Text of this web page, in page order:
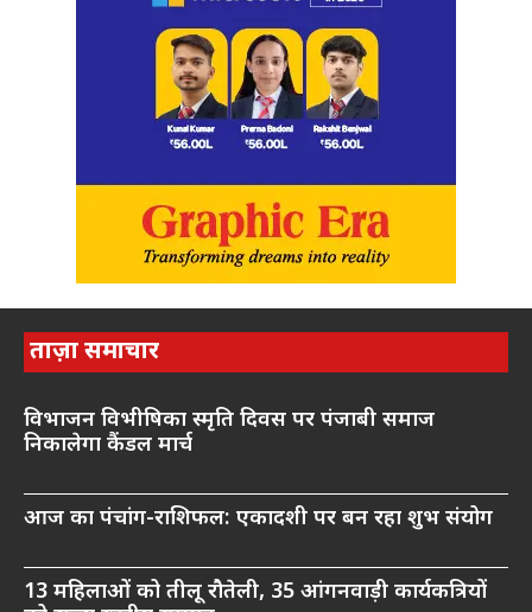
ताज़ा समाचार
विभाजन विभीषिका स्मृति दिवस पर पंजाबी समाज
निकालेगा कैंडल मार्च
आज का पंचांग-राशिफल: एकादशी पर बन रहा शुभ संयोग
13 महिलाओं को तीलू रौतेली, 35 आंगनवाड़ी कार्यकत्रियों